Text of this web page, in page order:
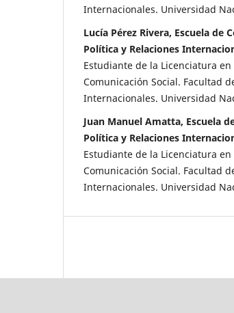
Internacionales. Universidad
Lucía Pérez Rivera, Escuela de
Política y Relaciones
Estudiante de la Licenciatura
Comunicación Social. Facultad
Internacionales. Universidad
Juan Manuel Amatta, Escuela
Política y Relaciones
Estudiante de la Licenciatura
Comunicación Social. Facultad
Internacionales. Universidad